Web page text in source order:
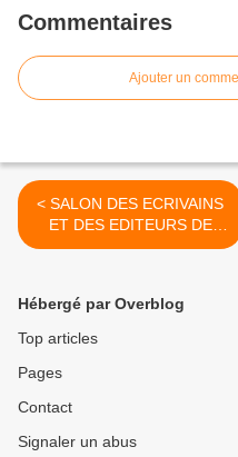
Commentaires
Ajouter un
< SALON DES ECRIVAINS
ET DES EDITEURS DE
RAMBOUILLET
Hébergé par Overblog
Top articles
Pages
Contact
Signaler un abus